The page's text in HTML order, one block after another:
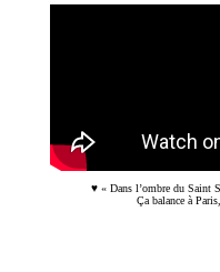
♥ « Dans l’ombre du Saint
Ça balance à